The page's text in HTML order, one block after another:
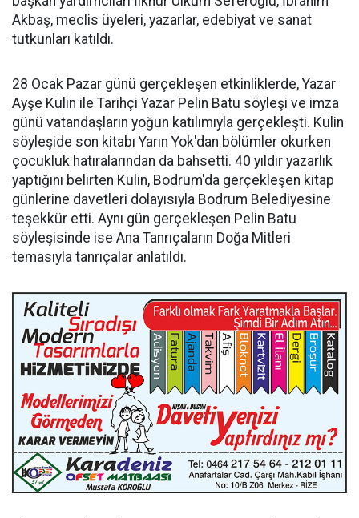
Akbaş, meclis üyeleri, yazarlar, edebiyat ve sanat
tutkunları katıldı.
28 Ocak Pazar günü gerçekleşen etkinliklerde, Yazar
Ayşe Kulin ile Tarihçi Yazar Pelin Batu söyleşi ve imza
günü vatandaşların yoğun katılımıyla gerçekleşti. Kulin
söyleşide son kitabı Yarın Yok'dan bölümler okurken
çocukluk hatıralarından da bahsetti. 40 yıldır yazarlık
yaptığını belirten Kulin, Bodrum'da gerçekleşen kitap
günlerine davetleri dolayısıyla Bodrum Belediyesine
teşekkür etti. Aynı gün gerçekleşen Pelin Batu
söyleşisinde ise Ana Tanrıçaların Doğa Mitleri
temasıyla tanrıçalar anlatıldı.